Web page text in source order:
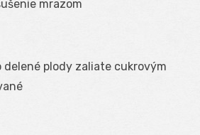
mrazom
delené plody zaliate cukrovým